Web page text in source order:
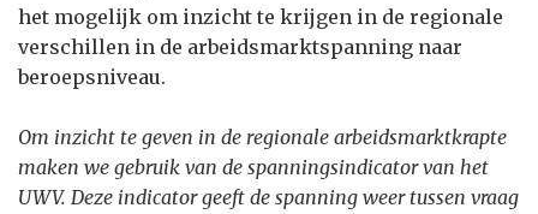
het mogelijk om inzicht te krijgen in de regionale
verschillen in de arbeidsmarktspanning naar
beroepsniveau.
Om inzicht te geven in de regionale arbeidsmarktkrapte
maken we gebruik van de spanningsindicator van het
UWV. Deze indicator geeft de spanning weer tussen vraag